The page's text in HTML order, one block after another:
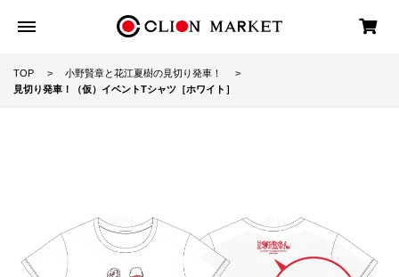
TOP
小野賢章と花江夏樹の見切り発車！
見切り発車！（仮）イベントTシャツ［ホワイト］